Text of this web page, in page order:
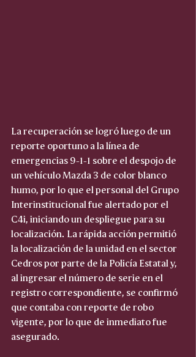
La recuperación se logró luego de un
reporte oportuno a la línea de
emergencias 9-1-1 sobre el despojo de
un vehículo Mazda 3 de color blanco
humo, por lo que el personal del Grupo
Interinstitucional fue alertado por el
C4i, iniciando un despliegue para su
localización. La rápida acción permitió
la localización de la unidad en el sector
Cedros por parte de la Policía Estatal y,
al ingresar el número de serie en el
registro correspondiente, se confirmó
que contaba con reporte de robo
vigente, por lo que de inmediato fue
asegurado.